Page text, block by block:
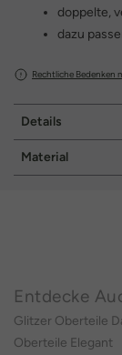
doppelte,
dazu
Rechtliche Bedenken
Details
Material
Entdecke
Glitzer Oberteile
Oberteile Elegant